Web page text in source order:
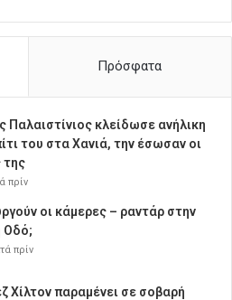
Πρόσφατα
Παλαιστίνιος κλείδωσε ανήλικη
του στα Χανιά, την έσωσαν οι
πρίν
οι κάμερες – ραντάρ στην
Οδό;
πρίν
Χίλτον παραμένει σε σοβαρή